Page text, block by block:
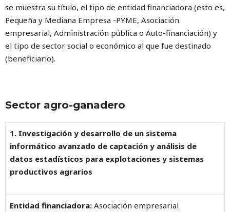
se muestra su título, el tipo de entidad financiadora (esto es,
Pequeña y Mediana Empresa -PYME, Asociación
empresarial, Administración pública o Auto-financiación) y
el tipo de sector social o económico al que fue destinado
(beneficiario).
Sector agro-ganadero
1. Investigación y desarrollo de un sistema
informático avanzado de captación y análisis de
datos estadísticos para explotaciones y sistemas
productivos agrarios
Entidad financiadora: Asociación empresarial